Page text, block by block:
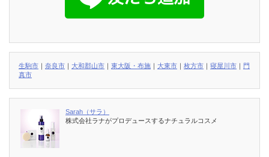
生駒市 ｜ 奈良市 ｜ 大和郡山市 ｜ 東大阪・布施 ｜ 大東市 ｜ 枚方市 ｜ 寝屋川市 ｜ 門
真市
Sarah（サラ）
株式会社ラナがプロデュースするナチュラルコスメ